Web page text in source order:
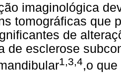
imaginológica
tomográficas que
de
de esclerose
1,3,4,o